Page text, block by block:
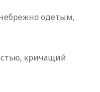
одетым,
кричащий